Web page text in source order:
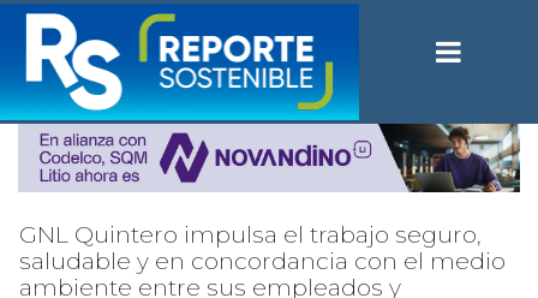
GNL Quintero impulsa el trabajo seguro,
saludable y en concordancia con el medio
ambiente entre sus empleados y